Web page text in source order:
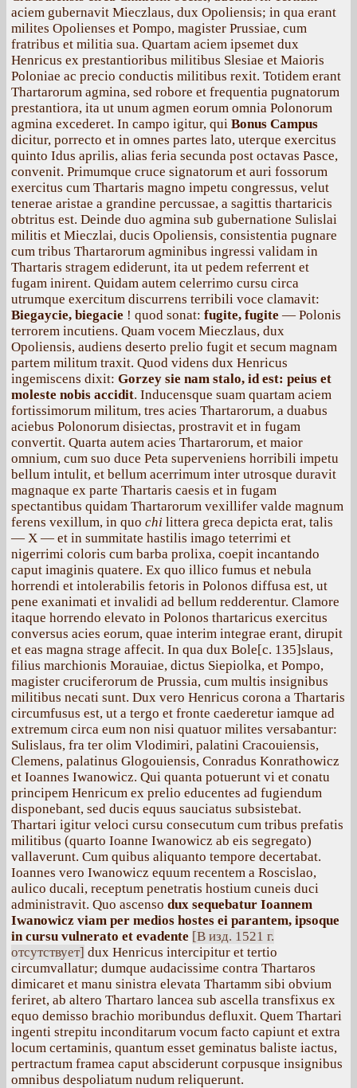
aciem gubernavit Mieczlaus, dux Opoliensis; in qua erant
milites Opolienses et Pompo, magister Prussiae, cum
fratribus et militia sua. Quartam aciem ipsemet dux
Henricus ex prestantioribus militibus Slesiae et Maioris
Poloniae ac precio conductis militibus rexit. Totidem erant
Thartarorum agmina, sed robore et frequentia pugnatorum
prestantiora, ita ut unum agmen eorum omnia Polonorum
agmina excederet. In campo igitur, qui Bonus Campus
dicitur, porrecto et in omnes partes lato, uterque exercitus
quinto Idus aprilis, alias feria secunda post octavas Pasce,
convenit. Primumque cruce signatorum et auri fossorum
exercitus cum Thartaris magno impetu congressus, velut
tenerae aristae a grandine percussae, a sagittis thartaricis
obtritus est. Deinde duo agmina sub gubernatione Sulislai
militis et Mieczlai, ducis Opoliensis, consistentia pugnare
cum tribus Thartarorum agminibus ingressi validam in
Thartaris stragem ediderunt, ita ut pedem referrent et
fugam inirent. Quidam autem celerrimo cursu circa
utrumque exercitum discurrens terribili voce clamavit:
Biegaycie, biegacie ! quod sonat: fugite, fugite — Polonis
terrorem incutiens. Quam vocem Mieczlaus, dux
Opoliensis, audiens deserto prelio fugit et secum magnam
partem militum traxit. Quod videns dux Henricus
ingemiscens dixit: Gorzey sie nam stalo, id est: peius et
moleste nobis accidit. Inducensque suam quartam aciem
fortissimorum militum, tres acies Thartarorum, a duabus
aciebus Polonorum disiectas, prostravit et in fugam
convertit. Quarta autem acies Thartarorum, et maior
omnium, cum suo duce Peta superveniens horribili impetu
bellum intulit, et bellum acerrimum inter utrosque duravit
magnaque ex parte Thartaris caesis et in fugam
spectantibus quidam Thartarorum vexillifer valde magnum
ferens vexillum, in quo chi littera greca depicta erat, talis
— X — et in summitate hastilis imago teterrimi et
nigerrimi coloris cum barba prolixa, coepit incantando
caput imaginis quatere. Ex quo illico fumus et nebula
horrendi et intolerabilis fetoris in Polonos diffusa est, ut
pene exanimati et invalidi ad bellum redderentur. Clamore
itaque horrendo elevato in Polonos thartaricus exercitus
conversus acies eorum, quae interim integrae erant, dirupit
et eas magna strage affecit. In qua dux Bole[с. 135]slaus,
filius marchionis Morauiae, dictus Siepiolka, et Pompo,
magister cruciferorum de Prussia, cum multis insignibus
militibus necati sunt. Dux vero Henricus corona a Thartaris
circumfusus est, ut a tergo et fronte caederetur iamque ad
extremum circa eum non nisi quatuor milites versabantur:
Sulislaus, fra ter olim Vlodimiri, palatini Cracouiensis,
Clemens, palatinus Glogouiensis, Conradus Konrathowicz
et Ioannes Iwanowicz. Qui quanta potuerunt vi et conatu
principem Henricum ex prelio educentes ad fugiendum
disponebant, sed ducis equus sauciatus subsistebat.
Thartari igitur veloci cursu consecutum cum tribus prefatis
militibus (quarto Ioanne Iwanowicz ab eis segregato)
vallaverunt. Cum quibus aliquanto tempore decertabat.
Ioannes vero Iwanowicz equum recentem a Roscislao,
aulico ducali, receptum penetratis hostium cuneis duci
administravit. Quo ascenso dux sequebatur Ioannem
Iwanowicz viam per medios hostes ei parantem, ipsoque
in cursu vulnerato et evadente [В изд. 1521 г.
отсутствует] dux Henricus intercipitur et tertio
circumvallatur; dumque audacissime contra Thartaros
dimicaret et manu sinistra elevata Thartamm sibi obvium
feriret, ab altero Thartaro lancea sub ascella transfixus ex
equo demisso brachio moribundus defluxit. Quem Thartari
ingenti strepitu inconditarum vocum facto capiunt et extra
locum certaminis, quantum esset geminatus baliste iactus,
pertractum framea caput absciderunt corpusque insignibus
omnibus despoliatum nudum reliquerunt.